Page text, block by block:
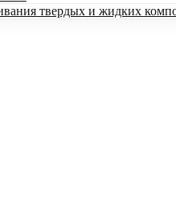
твердых и жидких